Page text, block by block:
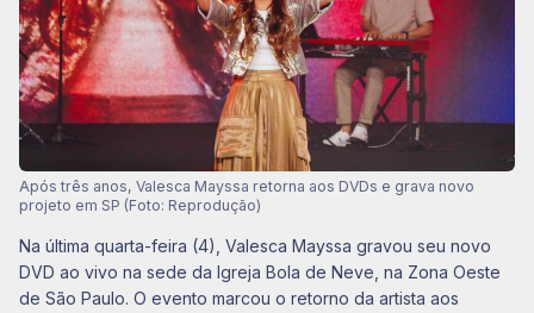
Após três anos, Valesca Mayssa retorna aos DVDs e grava novo
projeto em SP (Foto: Reprodução)
Na última quarta-feira (4), Valesca Mayssa gravou seu novo
DVD ao vivo na sede da Igreja Bola de Neve, na Zona Oeste
de São Paulo. O evento marcou o retorno da artista aos